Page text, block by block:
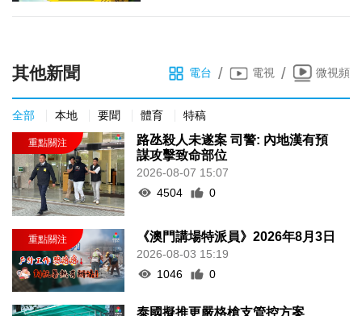
其他新聞 電台 / 電視 / 微視頻
全部 本地 要聞 體育 特稿
路氹殺人未遂案 司警: 內地漢有預
謀攻擊致命部位
2026-08-07 15:07
4504
0
《澳門講場特派員》2026年8月3日
2026-08-03 15:19
1046
0
泰國擬推更嚴格槍支管控方案